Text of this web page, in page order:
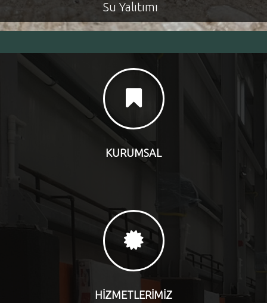
Epoksi Zemin Kaplama
KURUMSAL
HİZMETLERİMİZ